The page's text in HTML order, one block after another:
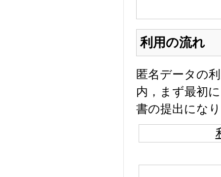
利用の流れ
匿名データの
内，まず最初
書の提出にな